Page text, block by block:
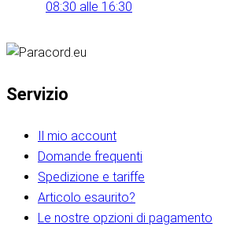
08:30 alle 16:30
Servizio
Il mio account
Domande frequenti
Spedizione e tariffe
Articolo esaurito?
Le nostre opzioni di pagamento